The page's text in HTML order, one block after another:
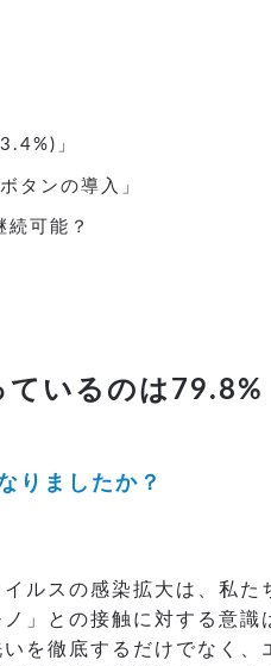
」
タンの導入」
可能？
いるのは79.8%
りましたか？
ルスの感染拡大は、私た
」との接触に対する意
を徹底するだけでなく